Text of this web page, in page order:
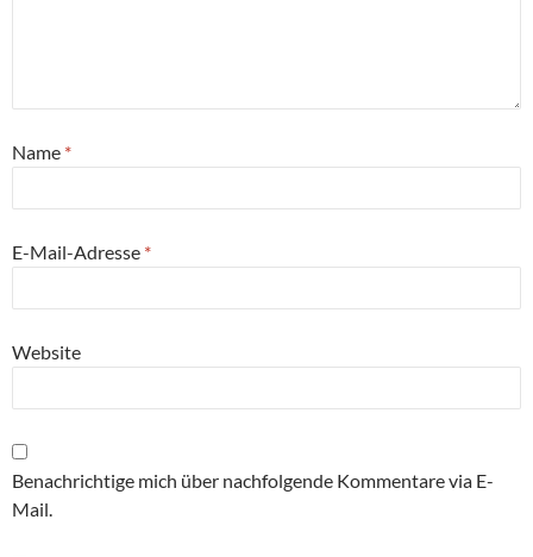
Name *
E-Mail-Adresse *
Website
Benachrichtige mich über nachfolgende Kommentare via E-
Mail.